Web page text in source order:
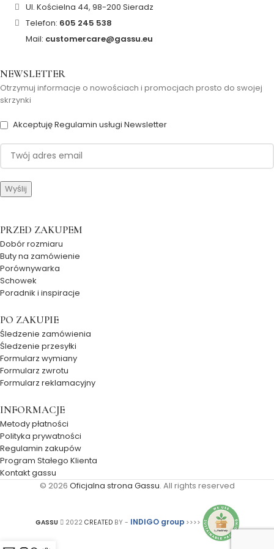
Ul. Kościelna 44, 98-200 Sieradz
Telefon: 605 245 538
Mail: customercare@gassu.eu
NEWSLETTER
Otrzymuj informacje o nowościach i promocjach prosto do swojej
skrzynki
Akceptuję Regulamin usługi Newsletter
PRZED ZAKUPEM
Dobór rozmiaru
Buty na zamówienie
Porównywarka
Schowek
Poradnik i inspiracje
PO ZAKUPIE
Śledzenie zamówienia
Śledzenie przesyłki
Formularz wymiany
Formularz zwrotu
Formularz reklamacyjny
INFORMACJE
Metody płatności
Polityka prywatności
Regulamin zakupów
Program Stałego Klienta
Kontakt gassu
© 2026 Oficjalna strona Gassu. All rights reserved
GASSU 2022 CREATED BY - INDIGO group >>>>